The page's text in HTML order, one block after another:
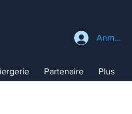
Partenaire Plus
Anmelden